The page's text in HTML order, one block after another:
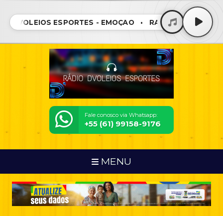
DVOLEIOS ESPORTES - EMOÇÃO • RÁDIO DVOLEIOS
Fale conosco via Whatsapp:
+55 (61) 99158-9176
MENU